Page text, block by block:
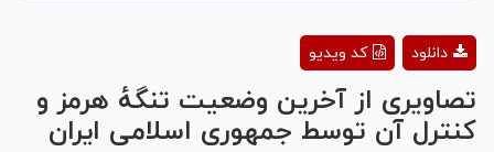
Video
کد ویدیو دانلود
تصاویری از آخرین وضعیت تنگهٔ هرمز و
کنترل آن توسط جمهوری اسلامی ایران